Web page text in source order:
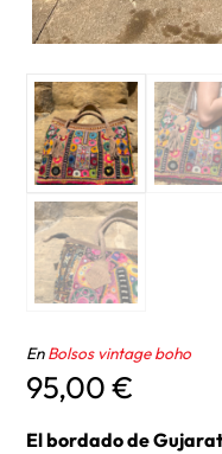
EnBolsos vintage boho
95,00€
El bordado de